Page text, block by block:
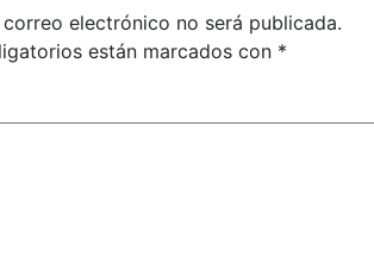
electrónico no será publicada.
están marcados con *